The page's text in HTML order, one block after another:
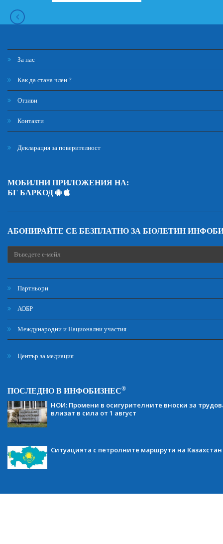
За нас
Как да стана член ?
Отзиви
Контакти
Декларация за поверителност
МОБИЛНИ ПРИЛОЖЕНИЯ НА:
БГ БАРКОД
АБОНИРАЙТЕ СЕ БЕЗПЛАТНО ЗА БЮЛЕТИН
Партньори
АОБР
Международни и Национални участия
Център за медиация
ПОСЛЕДНО В ИНФОБИЗНЕС®
НОИ: Промени в осигурителните вноски за
влизат в сила от 1 август
Ситуацията с петролните маршрути на Казахстан